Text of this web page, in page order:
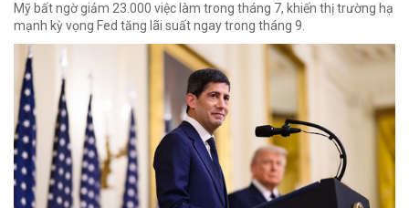
Mỹ bất ngờ giảm 23.000 việc làm trong tháng 7, khiến thị trường hạ
mạnh kỳ vọng Fed tăng lãi suất ngay trong tháng 9.